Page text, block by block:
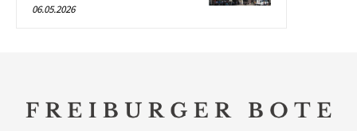
06.05.2026